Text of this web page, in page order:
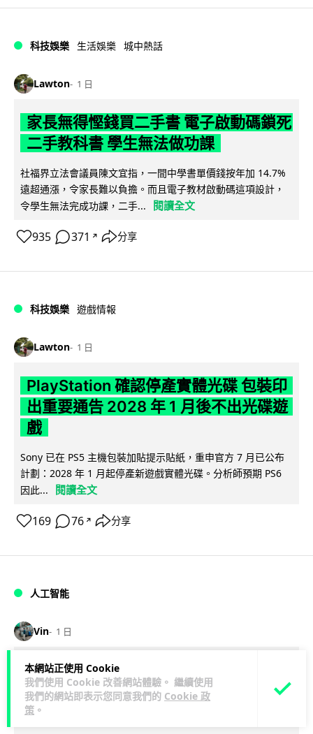
本網站正使用 Cookie
我們使用 Cookie 改善網站體驗。 繼續使用
我們的網站即表示您同意我們的 Cookie 政
策 。
科技娛樂 生活娛樂 城中熱話
Lawton 1 日
家長無得慳錢買二手書 電子啟動碼鎖死
二手教科書 學生無法做功課
社福界立法會議員陳文宜指，一間中學書單價錢按年加 14.7%
遠超通漲，令家長難以負擔。而且電子教材啟動碼這項設計，
令學生無法完成功課，二手...
閱讀全文
935 371 ↗ 分享
科技娛樂 遊戲情報
Lawton 1 日
PlayStation 確認停產實體光碟 包裝印
出重要通告 2028 年 1 月後不出光碟遊
戲
Sony 已在 PS5 主機包裝加貼提示貼紙，重申官方 7 月已公布
計劃：2028 年 1 月起停產新遊戲實體光碟。分析師預期 PS6
因此...
閱讀全文
169 76 ↗ 分享
人工智能
Vin 1 日
Samsung 展示 Galaxy AI 新方向 未來
手機毋須輸入文字 轉向 Agent 全自動操
作